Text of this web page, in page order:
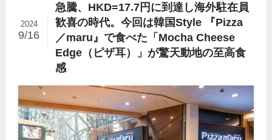
急騰、HKD=17.7円に到達し海外駐在員
歓喜の時代。今回は韓国Style 『Pizza
／maru』で食べた「Mocha Cheese
Edge（ピザ耳）」が驚天動地の至高食
感
2024
9/16